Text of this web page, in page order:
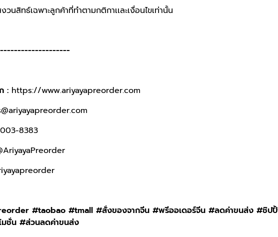
นสิทธ์เฉพาะลูกค้าที่ทำตามกติกาเเละเงื่อนไขเท่านั้น
: https://www.ariyayapreorder.com
8383
#taobao #tmall #สั่งของจากจีน #พรีออเดอร์จีน #ลดค่าขนส่ง #ชิป
มชั่น #ส่วนลดค่าขนส่ง